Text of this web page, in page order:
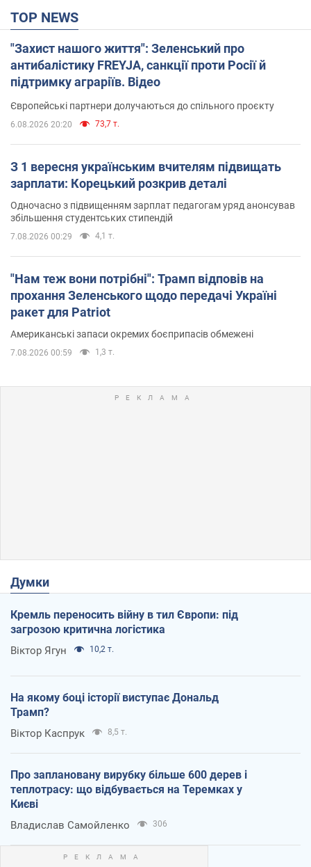
TOP NEWS
"Захист нашого життя": Зеленський про
антибалістику FREYJA, санкції проти Росії й
підтримку аграріїв. Відео
Європейські партнери долучаються до спільного проєкту
6.08.2026 20:20 73,7 т.
З 1 вересня українським вчителям підвищать
зарплати: Корецький розкрив деталі
Одночасно з підвищенням зарплат педагогам уряд анонсував
збільшення студентських стипендій
7.08.2026 00:29 4,1 т.
"Нам теж вони потрібні": Трамп відповів на
прохання Зеленського щодо передачі Україні
ракет для Patriot
Американські запаси окремих боєприпасів обмежені
7.08.2026 00:59 1,3 т.
Думки
Кремль переносить війну в тил Європи: під
загрозою критична логістика
Віктор Ягун 10,2 т.
На якому боці історії виступає Дональд
Трамп?
Віктор Каспрук 8,5 т.
Про заплановану вирубку більше 600 дерев і
теплотрасу: що відбувається на Теремках у
Києві
Владислав Самойленко 306